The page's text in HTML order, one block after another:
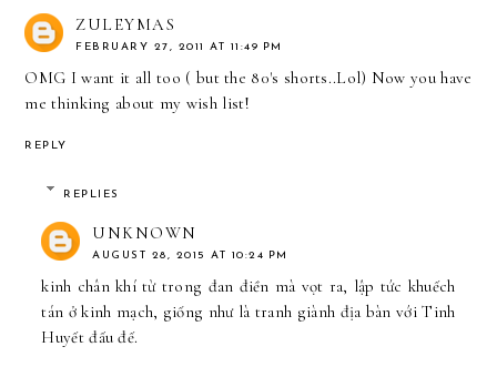
ZULEYMAS
FEBRUARY 27, 2011 AT 11:49 PM
OMG I want it all too ( but the 80's shorts..Lol) Now you have
me thinking about my wish list!
REPLY
REPLIES
UNKNOWN
AUGUST 28, 2015 AT 10:24 PM
kinh chân khí từ trong đan điền mà vọt ra, lập tức khuếch
tán ở kinh mạch, giống như là tranh giành địa bàn với Tinh
Huyết đấu đế.